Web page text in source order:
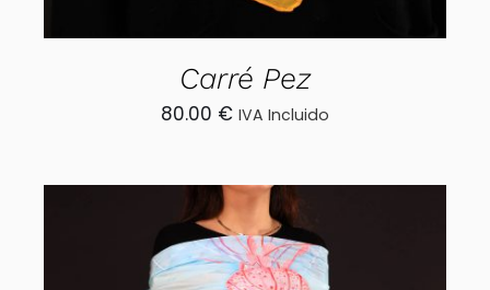
Carré Pez
80.00 € IVA Incluido